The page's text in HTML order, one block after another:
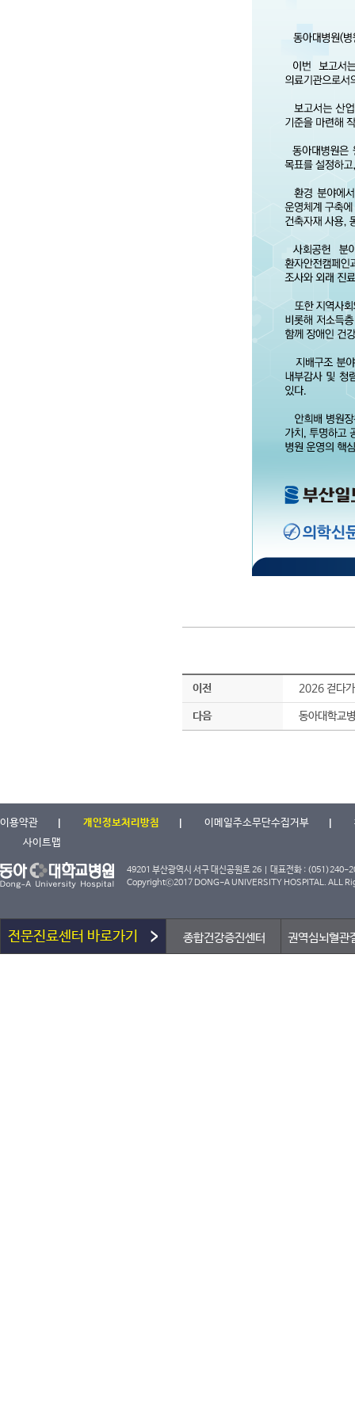
이전 2026 걷다
다음 동아대학교
전문진료센터 바로가기 종합건강증진센터 권역심뇌혈관
이용약관 개인정보처리방침 이메일주소무단수집거부
사이트맵
49201 부산광역시 서구 대신공원로 26 | 대표전화 :
Copyrightⓒ2017 DONG-A UNIVERSITY HOSPITAL. ALL